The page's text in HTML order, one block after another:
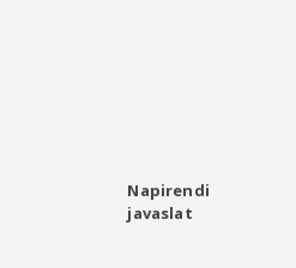
Napirendi
javaslat